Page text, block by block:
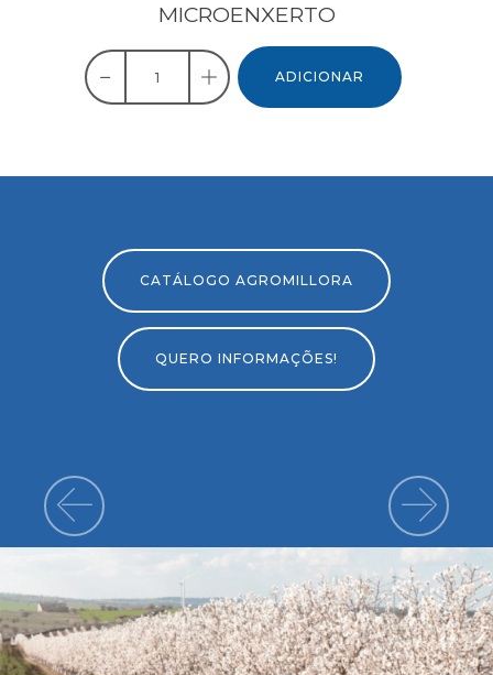
MICROENXERTO
ADICIONAR
CATÁLOGO AGROMILLORA
QUERO INFORMAÇÕES!